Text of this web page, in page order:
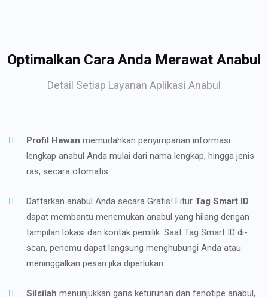
Optimalkan Cara Anda Merawat Anabul
Detail Setiap Layanan Aplikasi Anabul
Profil Hewan memudahkan penyimpanan informasi
lengkap anabul Anda mulai dari nama lengkap, hingga jenis
ras, secara otomatis.
Daftarkan anabul Anda secara Gratis! Fitur Tag Smart ID
dapat membantu menemukan anabul yang hilang dengan
tampilan lokasi dan kontak pemilik. Saat Tag Smart ID di-
scan, penemu dapat langsung menghubungi Anda atau
meninggalkan pesan jika diperlukan.
Silsilah menunjukkan garis keturunan dan fenotipe anabul,